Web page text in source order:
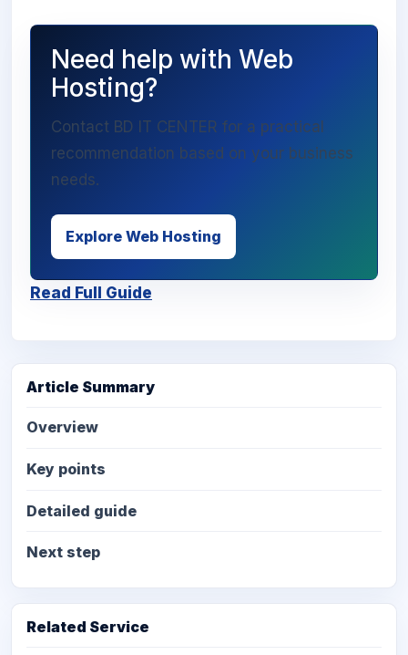
Need help with Web
Hosting?
Contact BD IT CENTER for a practical
recommendation based on your business
needs.
Explore Web Hosting
Read Full Guide
Article Summary
Overview
Key points
Detailed guide
Next step
Related Service